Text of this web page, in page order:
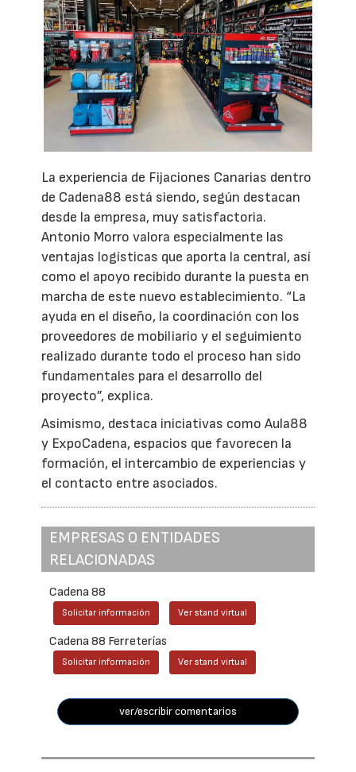
La experiencia de Fijaciones Canarias dentro
de Cadena88 está siendo, según destacan
desde la empresa, muy satisfactoria.
Antonio Morro valora especialmente las
ventajas logísticas que aporta la central, así
como el apoyo recibido durante la puesta en
marcha de este nuevo establecimiento. “La
ayuda en el diseño, la coordinación con los
proveedores de mobiliario y el seguimiento
realizado durante todo el proceso han sido
fundamentales para el desarrollo del
proyecto”, explica.
Asimismo, destaca iniciativas como Aula88
y ExpoCadena, espacios que favorecen la
formación, el intercambio de experiencias y
el contacto entre asociados.
EMPRESAS O ENTIDADES
RELACIONADAS
Cadena 88
Solicitar información Ver stand virtual
Cadena 88 Ferreterías
Solicitar información Ver stand virtual
ver/escribir comentarios